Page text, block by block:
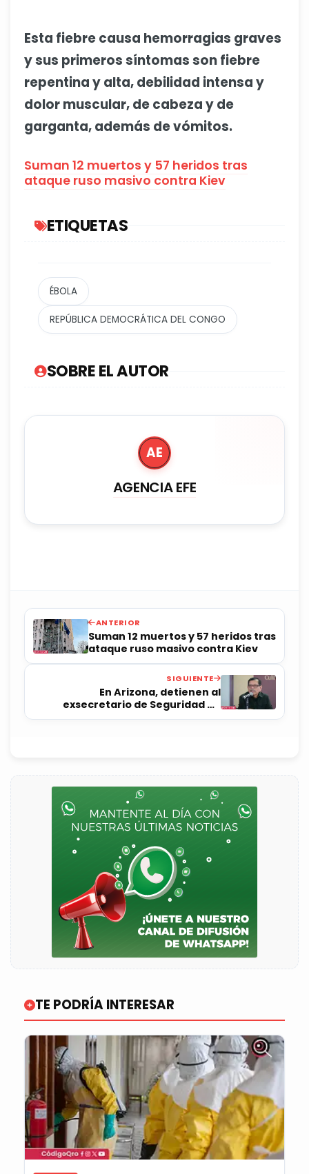
Esta fiebre causa hemorragias graves
y sus primeros síntomas son fiebre
repentina y alta, debilidad intensa y
dolor muscular, de cabeza y de
garganta, además de vómitos.
Suman 12 muertos y 57 heridos tras
ataque ruso masivo contra Kiev
ETIQUETAS
ÉBOLA
REPÚBLICA DEMOCRÁTICA DEL CONGO
SOBRE EL AUTOR
AE
AGENCIA EFE
ANTERIOR
Suman 12 muertos y 57 heridos tras
ataque ruso masivo contra Kiev
SIGUIENTE
En Arizona, detienen al
exsecretario de Seguridad de
Rocha Moya
TE PODRÍA INTERESAR